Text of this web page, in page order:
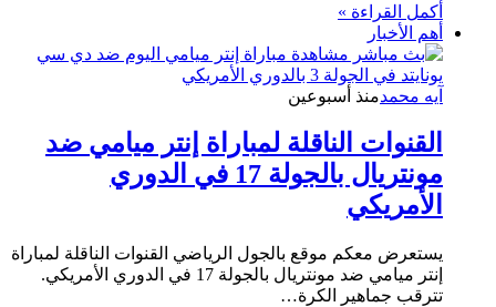
أكمل القراءة »
أهم الأخبار
آيه محمدمنذ أسبوعين
القنوات الناقلة لمباراة إنتر ميامي ضد
مونتريال بالجولة 17 في الدوري
الأمريكي
يستعرض معكم موقع بالجول الرياضي القنوات الناقلة لمباراة
إنتر ميامي ضد مونتريال بالجولة 17 في الدوري الأمريكي.
تترقب جماهير الكرة…